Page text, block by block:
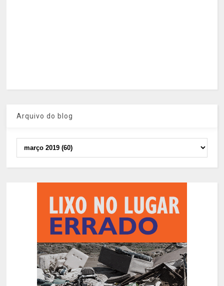
Arquivo do blog